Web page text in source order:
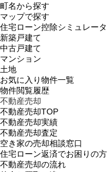
町名から探す
マップで探す
住宅ローン控除シミュレータ
新築戸建て
中古戸建て
マンション
土地
お気に入り物件一覧
物件閲覧履歴
不動産売却
不動産売却TOP
不動産売却実績
不動産売却査定
空き家の売却相談窓口
住宅ローン返済でお困りの方
不動産売却の流れ